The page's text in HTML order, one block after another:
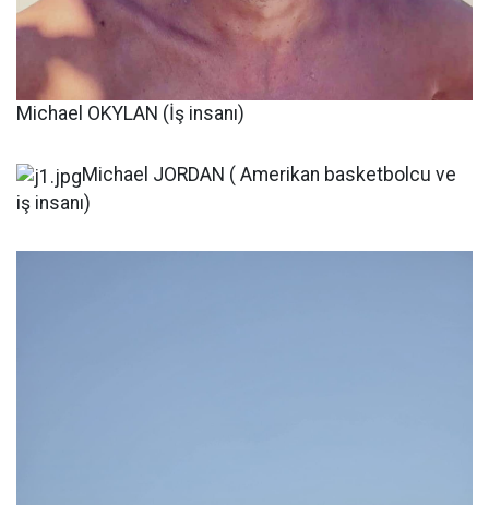
Michael OKYLAN (İş insanı)
Michael JORDAN ( Amerikan basketbolcu ve
iş insanı)